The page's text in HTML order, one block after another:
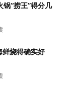
“捞王”得分几
鲜烧得确实好